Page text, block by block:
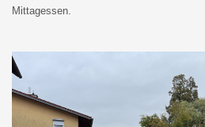
Mittagessen.